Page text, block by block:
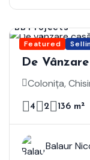
Featured
BB Projects
De
Colonița
Colonița,
4 2 136 m²
Balaur